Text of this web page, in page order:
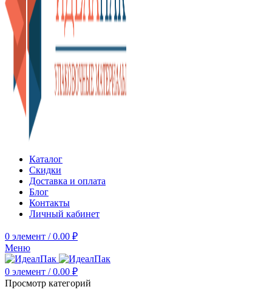
Каталог
Скидки
Доставка и оплата
Блог
Контакты
Личный кабинет
0 элемент / 0.00 ₽
Меню
0 элемент / 0.00 ₽
Просмотр категорий